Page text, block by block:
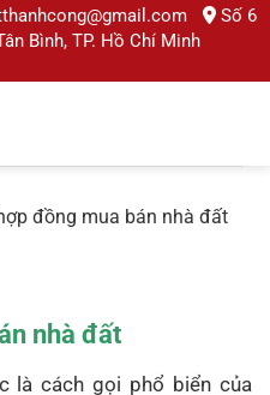
Số 6
Bình, TP. Hồ Chí Minh
đồng mua bán nhà đất
nhà đất
là cách gọi phổ biển của